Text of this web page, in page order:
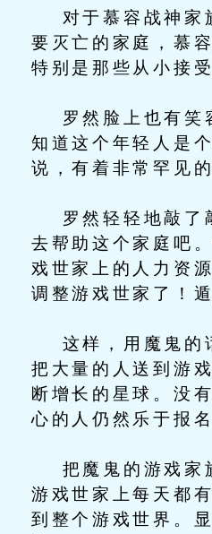
对于慕容战神家
要灭亡的家庭，慕
特别是那些从小接
罗然脸上也有笑
知道这个年轻人是
说，有着非常罕见的
罗然轻轻地敲了
去帮助这个家庭吧
戏世家上的人力资
调整游戏世家了！
这样，用魔鬼的
把大量的人送到游
断增长的星球。没
心的人仍然乐于报
把魔鬼的游戏家
游戏世家上每天都
到整个游戏世界。